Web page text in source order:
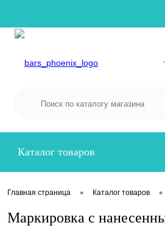
Каталог товаров
Главная страница • Каталог товаров •
Маркировка с